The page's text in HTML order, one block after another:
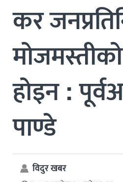
कर
होइन :
पाण्डे
विदुर खबर